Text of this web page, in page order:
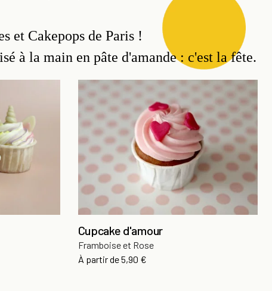
et Cakepops de Paris !
à la main en pâte d'amande : c'est la fête.
Cupcake d'amour
Framboise et Rose
À partir dePrix
5,90 €